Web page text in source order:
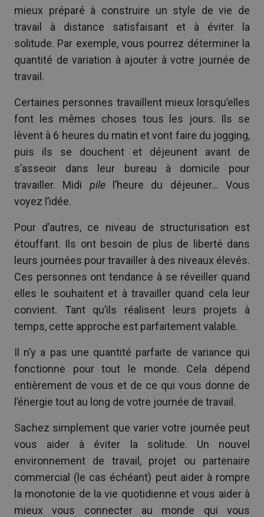
mieux préparé à construire un style de vie de
travail à distance satisfaisant et à éviter la
solitude. Par exemple, vous pourrez déterminer la
quantité de variation à ajouter à votre journée de
travail.
Certaines personnes travaillent mieux lorsqu’elles
font les mêmes choses tous les jours. Ils se
lèvent à 6 heures du matin et vont faire du jogging,
puis ils se douchent et déjeunent avant de
s’asseoir dans leur bureau à domicile pour
travailler. Midi pile
l’heure du déjeuner… Vous
voyez l’idée.
Pour d’autres, ce niveau de structurisation est
étouffant. Ils ont besoin de plus de liberté dans
leurs journées pour travailler à des niveaux élevés.
Ces personnes ont tendance à se réveiller quand
elles le souhaitent et à travailler quand cela leur
convient. Tant qu’ils réalisent leurs projets à
temps, cette approche est parfaitement valable.
Il n’y a pas une quantité parfaite de variance qui
fonctionne pour tout le monde. Cela dépend
entièrement de vous et de ce qui vous donne de
l’énergie tout au long de votre journée de travail.
Sachez simplement que varier votre journée peut
vous aider à éviter la solitude. Un nouvel
environnement de travail, projet ou partenaire
commercial (le cas échéant) peut aider à rompre
la monotonie de la vie quotidienne et vous aider à
mieux vous connecter au monde qui vous